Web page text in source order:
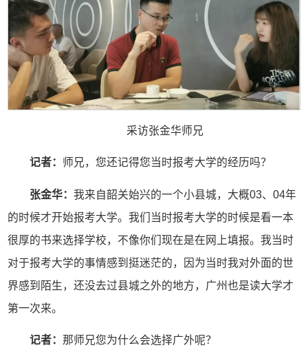
采访张金华师兄
记者： 师兄，您还记得您当时报考大学的经历吗？
张金华： 我来自韶关始兴的一个小县城，大概03、04年
的时候才开始报考大学。我们当时报考大学的时候是看一本
很厚的书来选择学校，不像你们现在是在网上填报。我当时
对于报考大学的事情感到挺迷茫的，因为当时我对外面的世
界感到陌生，还没去过县城之外的地方，广州也是读大学才
第一次来。
记者： 那师兄您为什么会选择广外呢？